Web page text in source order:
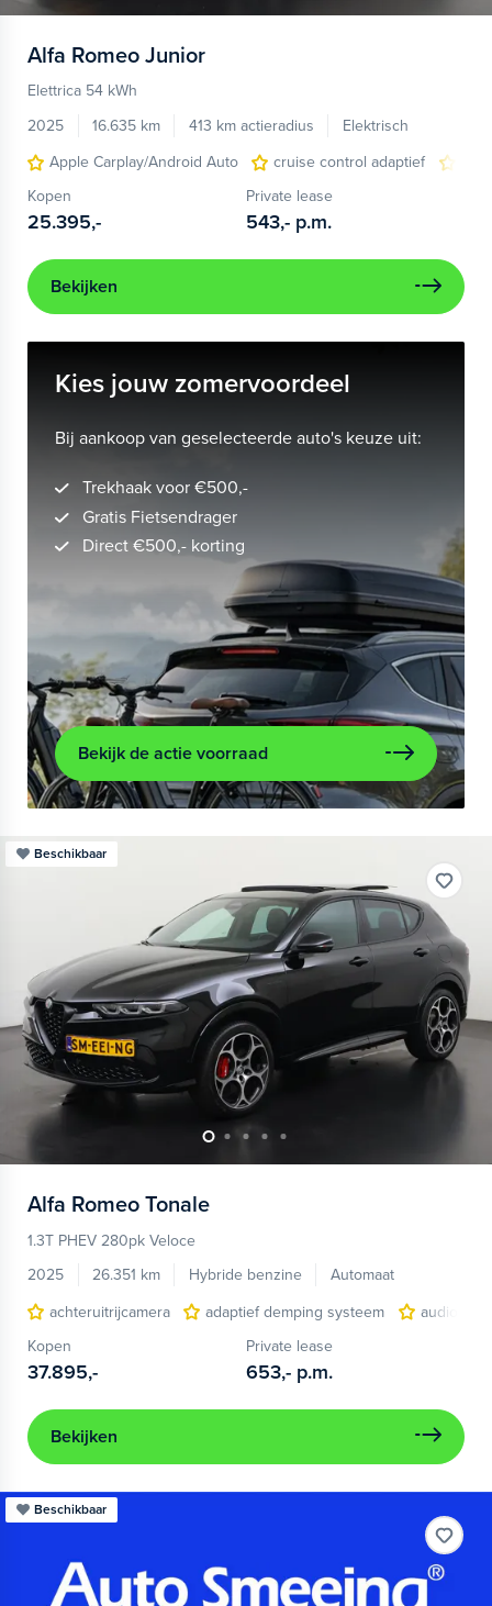
Alfa Romeo Junior
Elettrica 54 kWh
2025
16.635 km 413 km actieradius
Elektrisch
Apple Carplay/Android Auto
cruise control adaptief
Kopen
25.395,-
Private lease
543,- p.m.
Bekijken
Kies jouw zomervoordeel
Bij aankoop van geselecteerde auto's keuze uit:
Trekhaak voor €500,-
Gratis Fietsendrager
Direct €500,- korting
Bekijk de actie voorraad
Beschikbaar
Alfa Romeo Tonale
1.3T PHEV 280pk Veloce
2025
26.351 km Hybride benzine
Automaat
achteruitrijcamera
adaptief demping systeem
audio
Kopen
37.895,-
Private lease
653,- p.m.
Bekijken
Beschikbaar